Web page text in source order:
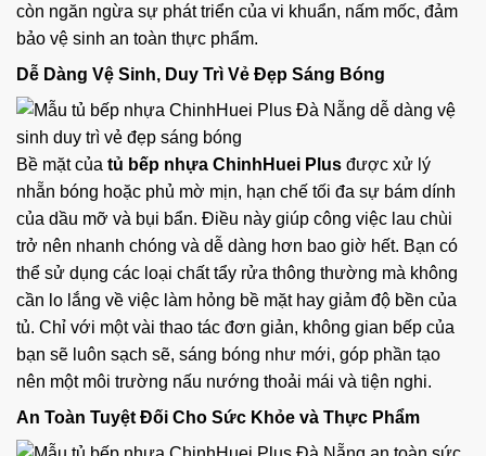
còn ngăn ngừa sự phát triển của vi khuẩn, nấm mốc, đảm
bảo vệ sinh an toàn thực phẩm.
Dễ Dàng Vệ Sinh, Duy Trì Vẻ Đẹp Sáng Bóng
Bề mặt của tủ bếp nhựa ChinhHuei Plus được xử lý
nhẵn bóng hoặc phủ mờ mịn, hạn chế tối đa sự bám dính
của dầu mỡ và bụi bẩn. Điều này giúp công việc lau chùi
trở nên nhanh chóng và dễ dàng hơn bao giờ hết. Bạn có
thể sử dụng các loại chất tẩy rửa thông thường mà không
cần lo lắng về việc làm hỏng bề mặt hay giảm độ bền của
tủ. Chỉ với một vài thao tác đơn giản, không gian bếp của
bạn sẽ luôn sạch sẽ, sáng bóng như mới, góp phần tạo
nên một môi trường nấu nướng thoải mái và tiện nghi.
An Toàn Tuyệt Đối Cho Sức Khỏe và Thực Phẩm